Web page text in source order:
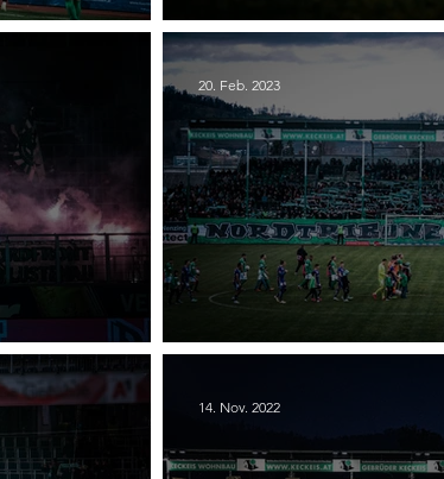
20. SC Austria
18. SC Austria
20. Feb. 2023
14. Nov. 2022